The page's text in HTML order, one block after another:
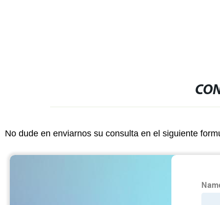
No dude en enviarnos su consulta en el siguiente